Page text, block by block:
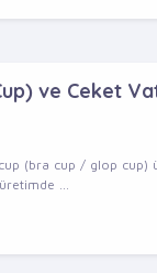
ve Ceket
(bra cup / glop cup)
...